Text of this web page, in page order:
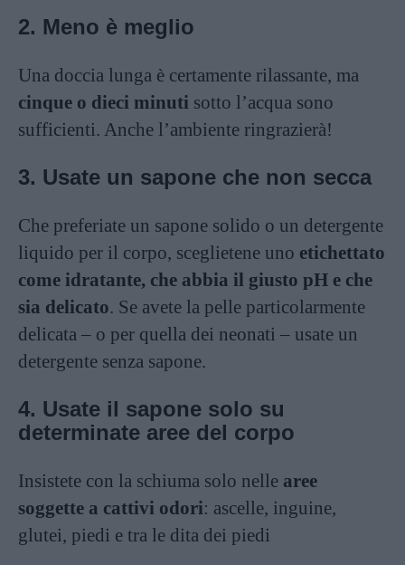
2. Meno è meglio
Una doccia lunga è certamente rilassante, ma
cinque o dieci minuti sotto l’acqua sono
sufficienti. Anche l’ambiente ringrazierà!
3. Usate un sapone che non secca
Che preferiate un sapone solido o un detergente
liquido per il corpo, sceglietene uno etichettato
come idratante, che abbia il giusto pH e che
sia delicato. Se avete la pelle particolarmente
delicata – o per quella dei neonati – usate un
detergente senza sapone.
4. Usate il sapone solo su
determinate aree del corpo
Insistete con la schiuma solo nelle aree
soggette a cattivi odori: ascelle, inguine,
glutei, piedi e tra le dita dei piedi